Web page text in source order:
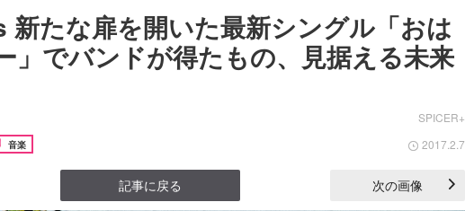
たな扉を開いた最新シングル「おは
」でバンドが得たもの、見据える未来
SPICER+
音楽 2017.2.7
記事に戻る 次の画像